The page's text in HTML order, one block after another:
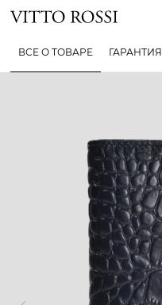
ВСЕ О ТОВАРЕ ГАРАНТИЯ